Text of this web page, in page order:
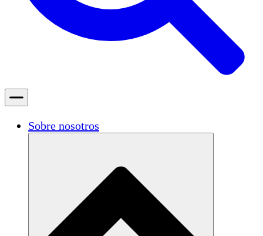
Sobre nosotros